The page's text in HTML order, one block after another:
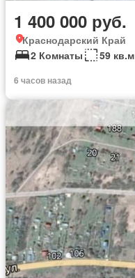
1 400 000 руб.
Краснодарский Край
2 Комнаты
59 кв.м
6 часов назад